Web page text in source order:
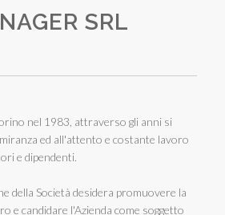
SRL
nel 1983, attraverso gli anni si
ed all'attento e costante lavoro
e dipendenti.
della Società desidera promuovere la
e candidare l'Azienda come soggetto